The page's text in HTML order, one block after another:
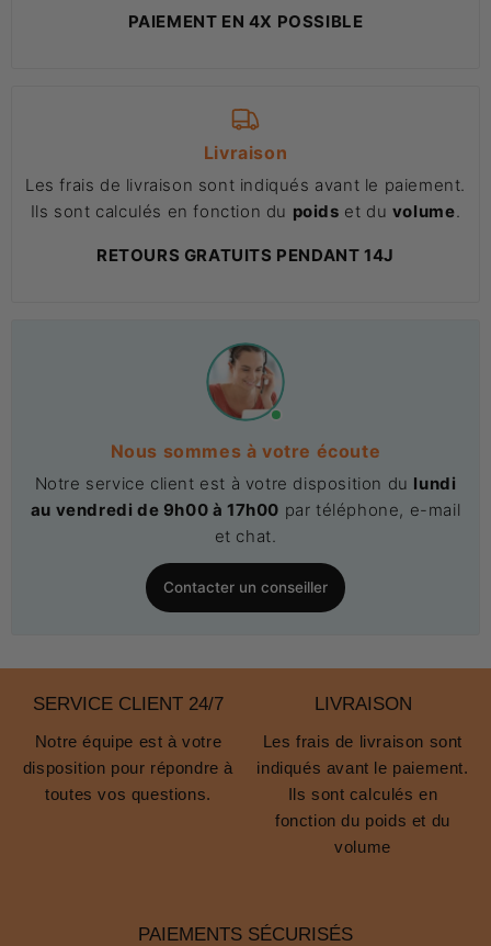
PAIEMENT EN 4X POSSIBLE
Livraison
Les frais de livraison sont indiqués avant le paiement.
Ils sont calculés en fonction du poids et du volume
RETOURS GRATUITS PENDANT 14J
Nous sommes à votre écoute
Notre service client est à votre disposition du lundi
au vendredi de 9h00 à 17h00 par téléphone, e-mail
et chat.
Contacter un conseiller
SERVICE CLIENT 24/7
Notre équipe est à votre
disposition pour répondre à
toutes vos questions.
LIVRAISON
Les frais de livraison sont
indiqués avant le paiement.
Ils sont calculés en
fonction du poids et du
volume
PAIEMENTS SÉCURISÉS